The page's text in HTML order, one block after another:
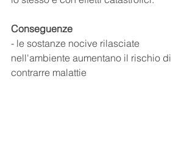
Conseguenze
- le sostanze nocive rilasciate
nell'ambiente aumentano il rischio di
contrarre malattie